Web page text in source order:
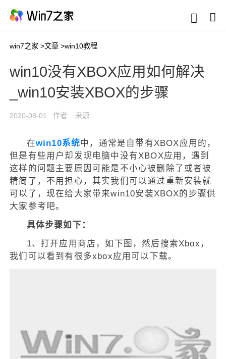
win7之家 >文章 >win10教程
win10没有XBOX应用如何解决
_win10安装XBOX的步骤
2020-08-01 作者: 来源:
在win10系统中，通常是自带有XBOX应用的，
但是有些用户却发现电脑中没有XBOX应用，遇到
这样的问题主要原因可能是不小心被删除了或者被
精简了，不用担心，其实我们可以通过重新安装就
可以了，现在给大家带来win10安装XBOX的步骤供
大家参考吧。
具体步骤如下：
1、打开应用商店，如下图，然后搜索Xbox，
我们可以看到有很多xbox应用可以下载。